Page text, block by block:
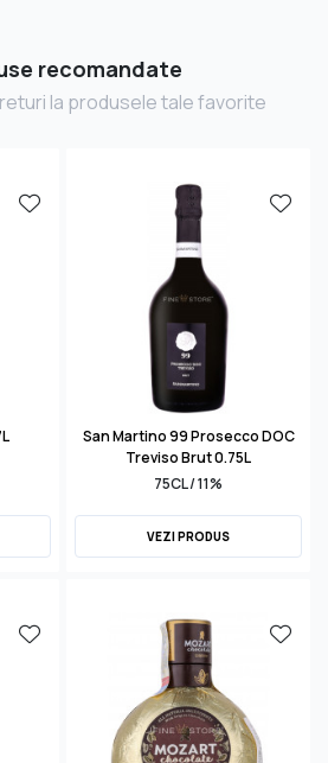
recomandate
la produsele tale favorite
San Martino 99 Prosecco DOC
Treviso Brut 0.75L
75CL / 11%
VEZI PRODUS